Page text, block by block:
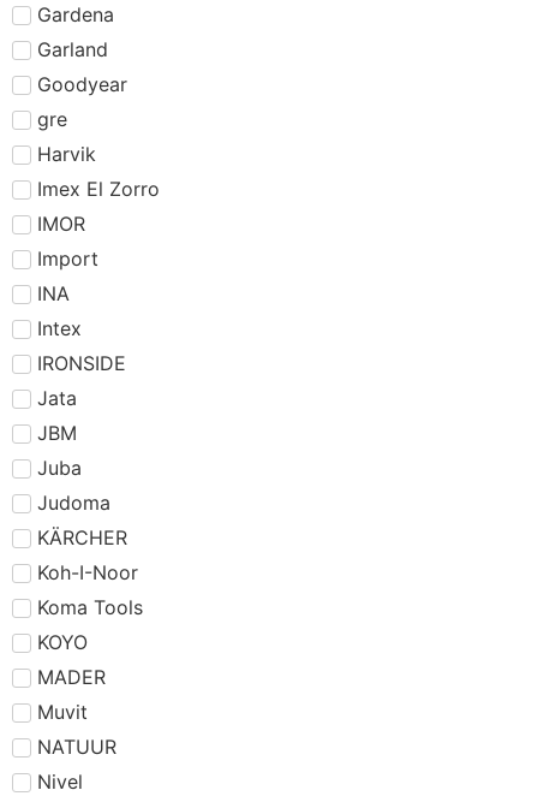
Gardena
Garland
Goodyear
gre
Harvik
Imex El Zorro
IMOR
Import
INA
Intex
IRONSIDE
Jata
JBM
Juba
Judoma
KÄRCHER
Koh-I-Noor
Koma Tools
KOYO
MADER
Muvit
NATUUR
Nivel